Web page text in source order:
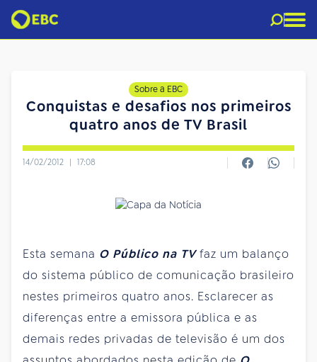
Sobre a EBC
Conquistas e desafios nos primeiros
quatro anos de TV Brasil
14/02/2012 | 17:08
Esta semana O Público na TVfaz um balanço
do sistema público de comunicação brasileiro
nestes primeiros quatro anos. Esclarecer as
diferenças entre a emissora pública e as
demais redes privadas de televisão é um dos